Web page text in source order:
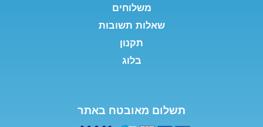
משלוחים
שאלות תשובות
תקנון
בלוג
תשלום מאובטח באתר